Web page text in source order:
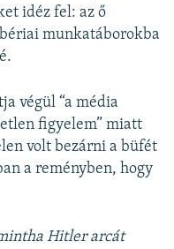
idéz fel: az ő
munkatáborokba
végül “a média
figyelem” miatt
volt bezárni a büfét
a reményben, hogy
Hitler arcát